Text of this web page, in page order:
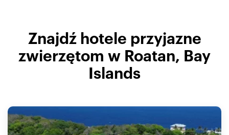
Znajdź hotele przyjazne
zwierzętom w Roatan, Bay
Islands